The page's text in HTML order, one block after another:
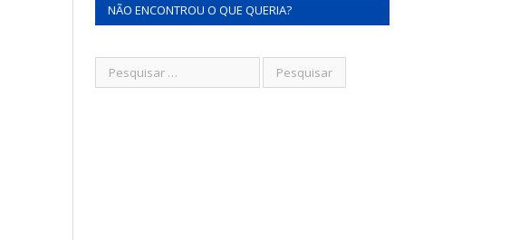
NÃO ENCONTROU O QUE QUERIA?